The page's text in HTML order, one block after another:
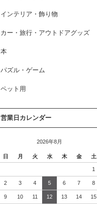
インテリア・飾り物
カー・旅行・アウトドアグッズ
本
パズル・ゲーム
ペット用
営業日カレンダー
2026年8月
日 月 火 水 木 金 土
1
2 3 4 5 6 7 8
9 10 11 12 13 14 15